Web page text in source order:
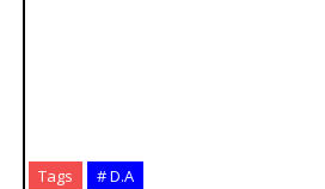
Tags # D.A